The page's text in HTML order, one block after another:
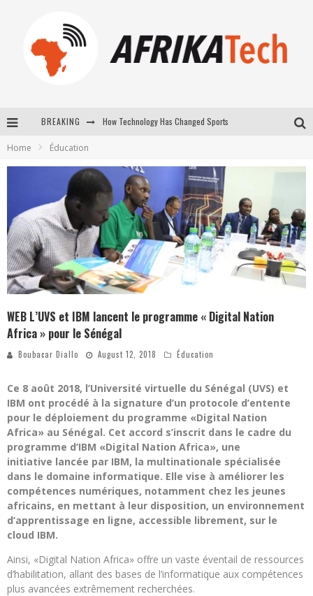
BREAKING How Technology Has Changed Sports
New to online sports betting? Consider These Tips to Play Your First Online Sports Betting Successfully
Home Éducation
WEB L’UVS et IBM lancent le programme « Digital Nation
Africa » pour le Sénégal
Boubacar Diallo August 12, 2018 Éducation
Ce 8 août 2018, l’Université virtuelle du Sénégal (UVS) et
IBM ont procédé à la signature d’un protocole d’entente
pour le déploiement du programme «Digital Nation
Africa» au Sénégal. Cet accord s’inscrit dans le cadre du
programme d’IBM «Digital Nation Africa», une
initiative lancée par IBM, la multinationale spécialisée
dans le domaine informatique. Elle vise à améliorer les
compétences numériques, notamment chez les jeunes
africains, en mettant à leur disposition, un environnement
d’apprentissage en ligne, accessible librement, sur le
cloud IBM.
Ainsi, «Digital Nation Africa» offre un vaste éventail de ressources
d’habilitation, allant des bases de l’informatique aux compétences
plus avancées extrêmement recherchées.